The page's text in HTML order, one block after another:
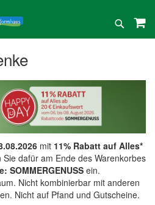
Suche
mit 11% Rabatt auf Alles*
dafür am Ende des Warenkorbes
SOMMERGENUSSein.
Nicht kombinierbar mit anderen
Nicht auf Pfand und Gutscheine.